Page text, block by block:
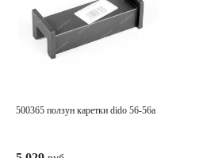
500365 ползун каретки dido 56-56a